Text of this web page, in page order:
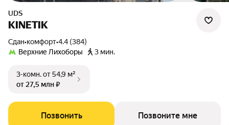
UDS
KINETIK
Сдан•комфорт•4.4 (384)
Верхние Лихоборы
3 мин.
3-комн.от 54,9 м²
от 27,5 млн ₽
Позвонить Позвоните мне